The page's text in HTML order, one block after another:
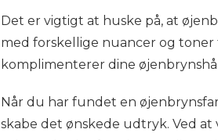
Det er vigtigt at huske på, at
med forskellige nuancer og toner
komplimenterer dine
Når du har fundet en
skabe det ønskede udtryk. Ved